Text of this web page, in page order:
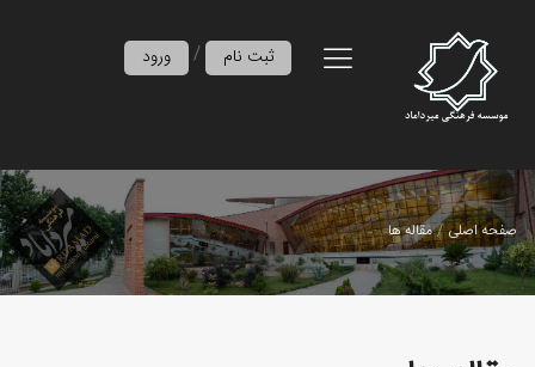
ورود / ثبت نام
صفحه اصلی مقاله ها